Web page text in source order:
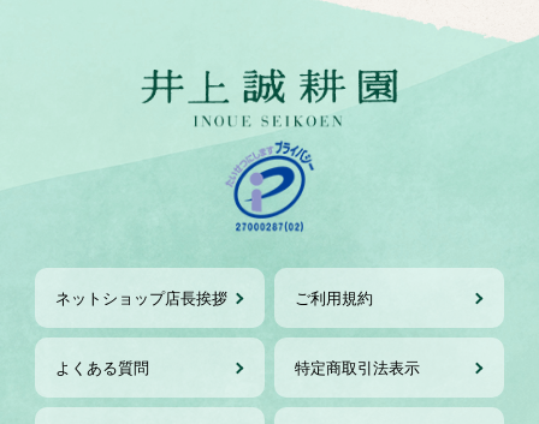
ネットショップ店長挨拶 ご利用規約
よくある質問 特定商取引法表示